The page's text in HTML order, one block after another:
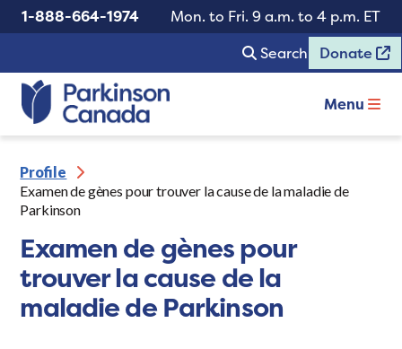
1-888-664-1974
Mon. to Fri. 9 a.m. to 4 p.m. ET
Search
Donate
Menu
Profile
Examen de gènes pour trouver la cause de la maladie de
Parkinson
Examen de gènes pour
trouver la cause de la
maladie de Parkinson